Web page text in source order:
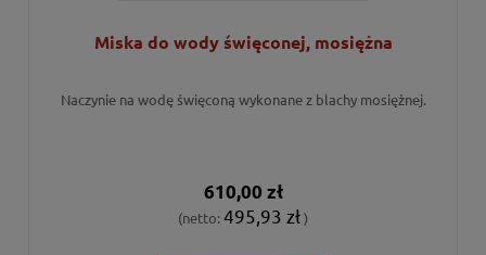
Miska do wody święconej, mosiężna
Naczynie na wodę święconą wykonane z blachy mosiężnej.
610,00 zł
(netto: 495,93 zł)